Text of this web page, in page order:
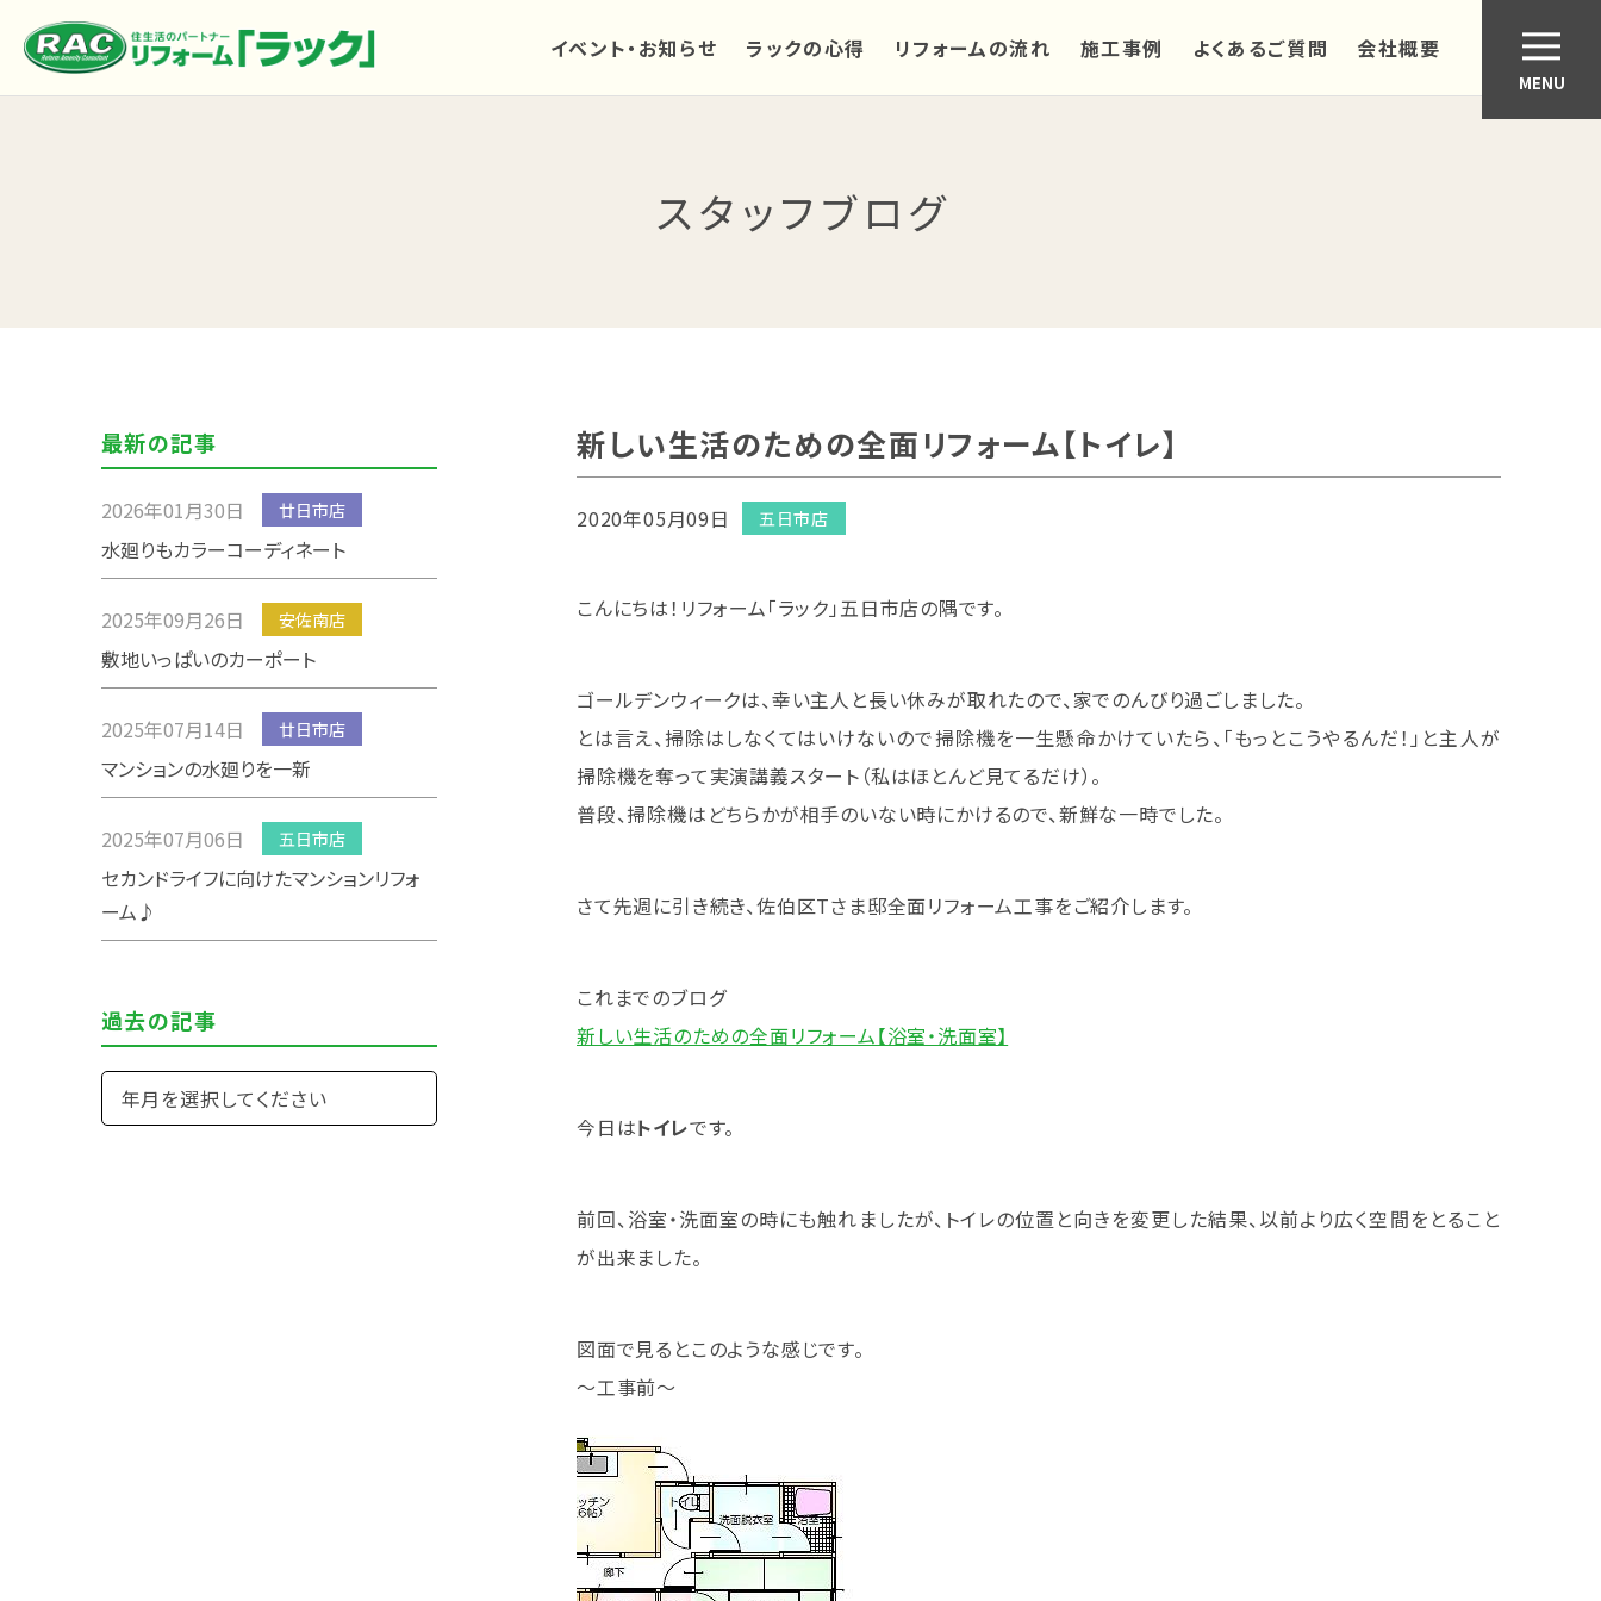
イベント・お知らせ ラックの心得 リフォームの流れ 施工事例 よくあるご質問 会社概要
MENU
スタッフブログ
新しい生活のための全面リフォーム【トイレ】
2020年05月09日 五日市店
こんにちは！リフォーム「ラック」五日市店の隅です。
ゴールデンウィークは、幸い主人と長い休みが取れたので、家でのんびり過ごしました。
とは言え、掃除はしなくてはいけないので掃除機を一生懸命かけていたら、「もっとこうやるんだ！」と主人が
掃除機を奪って実演講義スタート（私はほとんど見てるだけ）。
普段、掃除機はどちらかが相手のいない時にかけるので、新鮮な一時でした。
さて先週に引き続き、佐伯区Tさま邸全面リフォーム工事をご紹介します。
これまでのブログ
新しい生活のための全面リフォーム【浴室・洗面室】
今日はトイレです。
前回、浴室・洗面室の時にも触れましたが、トイレの位置と向きを変更した結果、以前より広く空間をとること
が出来ました。
図面で見るとこのような感じです。
～工事前～
最新の記事
2026年01月30日 廿日市店
水廻りもカラーコーディネート
2025年09月26日 安佐南店
敷地いっぱいのカーポート
2025年07月14日 廿日市店
マンションの水廻りを一新
2025年07月06日 五日市店
セカンドライフに向けたマンションリフォ
ーム♪
過去の記事